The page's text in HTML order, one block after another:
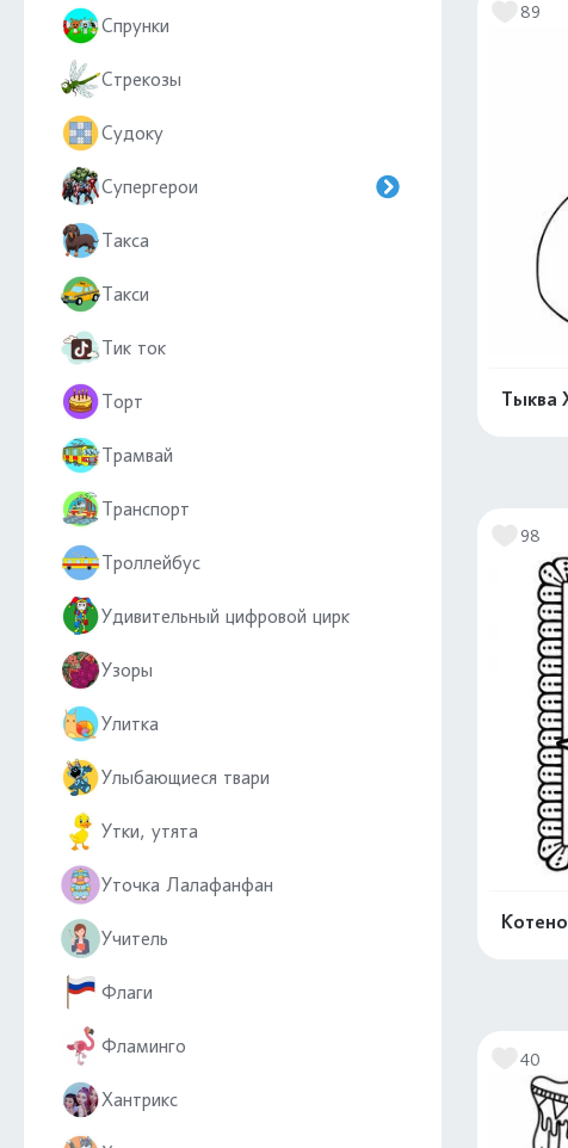
Спрунки
Стрекозы
Судоку
Супергерои
Такса
Такси
Тик ток
Торт
Трамвай
Транспорт
Троллейбус
Удивительный цифровой цирк
Узоры
Улитка
Улыбающиеся твари
Утки, утята
Уточка Лалафанфан
Учитель
Флаги
Фламинго
Хантрикс
89
Тыква
98
40